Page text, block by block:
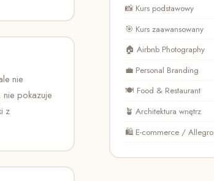
nie
nie pokazuje
z
📸 Kurs podstawowy
🎯 Kurs zaawansowany
🏠 Airbnb Photography
💼 Personal Branding
🍽️ Food & Restaurant
🪴 Architektura wnętrz
🛍️ E-commerce / Allegro